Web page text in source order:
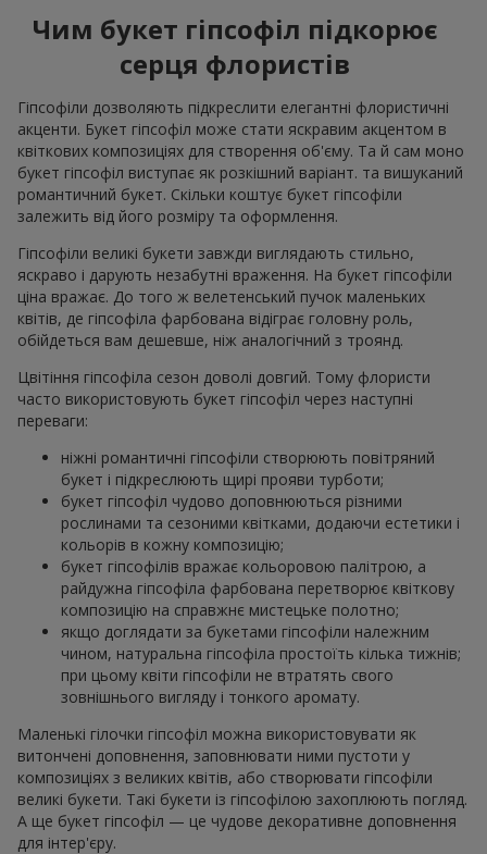
Чим букет гіпсофіл підкорює
серця флористів
Гіпсофіли дозволяють підкреслити елегантні флористичні
акценти. Букет гіпсофіл може стати яскравим акцентом в
квіткових композиціях для створення об'єму. Та й сам моно
букет гіпсофіл виступає як розкішний варіант. та вишуканий
романтичний букет. Скільки коштує букет гіпсофіли
залежить від його розміру та оформлення.
Гіпсофіли великі букети завжди виглядають стильно,
яскраво і дарують незабутні враження. На букет гіпсофіли
ціна вражає. До того ж велетенський пучок маленьких
квітів, де гіпсофіла фарбована відіграє головну роль,
обійдеться вам дешевше, ніж аналогічний з троянд.
Цвітіння гіпсофіла сезон доволі довгий. Тому флористи
часто використовують букет гіпсофіл через наступні
переваги:
ніжні романтичні гіпсофіли створюють повітряний
букет і підкреслюють щирі прояви турботи;
букет гіпсофіл чудово доповнюються різними
рослинами та сезоними квітками, додаючи естетики і
кольорів в кожну композицію;
букет гіпсофілів вражає кольоровою палітрою, а
райдужна гіпсофіла фарбована перетворює квіткову
композицію на справжнє мистецьке полотно;
якщо доглядати за букетами гіпсофіли належним
чином, натуральна гіпсофіла простоїть кілька тижнів;
при цьому квіти гіпсофіли не втратять свого
зовнішнього вигляду і тонкого аромату.
Маленькі гілочки гіпсофіл можна використовувати як
витончені доповнення, заповнювати ними пустоти у
композиціях з великих квітів, або створювати гіпсофіли
великі букети. Такі букети із гіпсофілою захоплюють погляд.
А ще букет гіпсофіл — це чудове декоративне доповнення
для інтер'єру.